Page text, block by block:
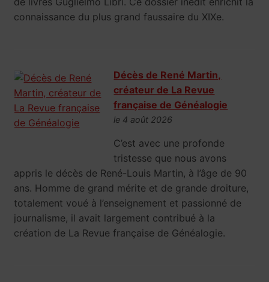
connaissance du plus grand faussaire du XIXe.
Décès de René Martin,
créateur de La Revue
française de Généalogie
le 4 août 2026
C’est avec une profonde
tristesse que nous avons
appris le décès de René-Louis Martin, à l’âge de 90
ans. Homme de grand mérite et de grande droiture,
totalement voué à l’enseignement et passionné de
journalisme, il avait largement contribué à la
création de La Revue française de Généalogie.